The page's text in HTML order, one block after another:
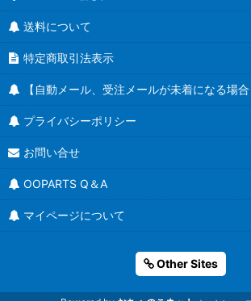
送料について
特定商取引法表示
【自動メール、受注メールが未着になる場合
プライバシーポリシー
お問い合せ
OOPARTS Q＆A
マイページについて
Other Sites